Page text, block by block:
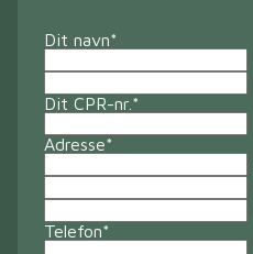
Dit navn*
Dit CPR-nr. *
Adresse*
Telefon*